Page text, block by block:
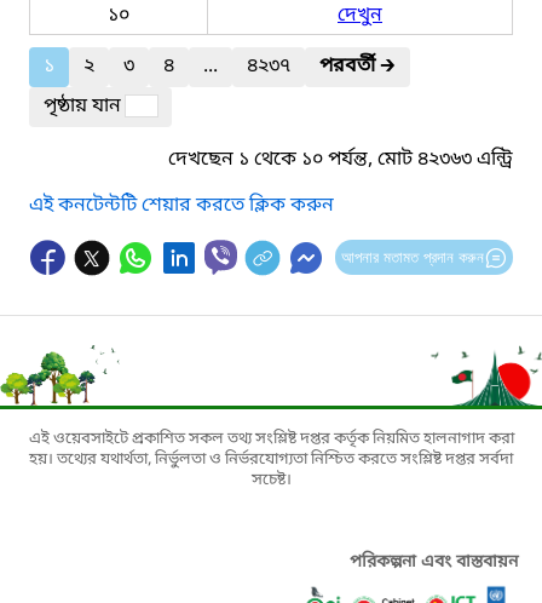
১০
দেখুন
১
২ ৩ ৪ ... ৪২৩৭ পরবর্তী🡲
পৃষ্ঠায় যান
দেখছেন ১ থেকে ১০ পর্যন্ত, মোট ৪২৩৬৩ এন্ট্রি
এই কনটেন্টটি শেয়ার করতে ক্লিক করুন
আপনার মতামত প্রদান করুন
এই ওয়েবসাইটে প্রকাশিত সকল তথ্য সংশ্লিষ্ট দপ্তর কর্তৃক নিয়মিত হালনাগাদ করা
হয়। তথ্যের যথার্থতা, নির্ভুলতা ও নির্ভরযোগ্যতা নিশ্চিত করতে সংশ্লিষ্ট দপ্তর সর্বদা
সচেষ্ট।
পরিকল্পনা এবং বাস্তবায়ন